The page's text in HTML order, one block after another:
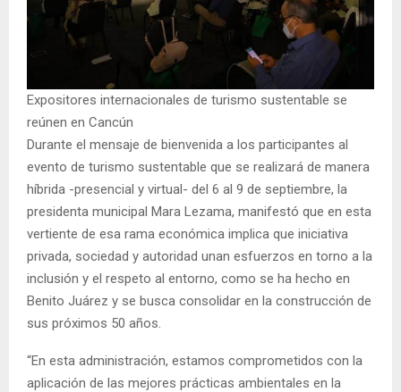
Expositores internacionales de turismo sustentable se
reúnen en Cancún
Durante el mensaje de bienvenida a los participantes al
evento de turismo sustentable que se realizará de manera
híbrida -presencial y virtual- del 6 al 9 de septiembre, la
presidenta municipal Mara Lezama, manifestó que en esta
vertiente de esa rama económica implica que iniciativa
privada, sociedad y autoridad unan esfuerzos en torno a la
inclusión y el respeto al entorno, como se ha hecho en
Benito Juárez y se busca consolidar en la construcción de
sus próximos 50 años.
“En esta administración, estamos comprometidos con la
aplicación de las mejores prácticas ambientales en la